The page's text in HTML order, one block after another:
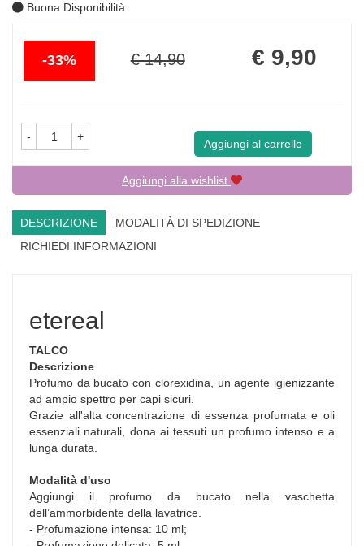
Buona Disponibilità
33% € 14,90
Prezzo
scontato
€ 9,90
- +
Aggiungi al carrello
Aggiungi alla wishlist
DESCRIZIONE
MODALITÀ DI SPEDIZIONE
RICHIEDI INFORMAZIONI
etereal
TALCO
Descrizione
Profumo da bucato con clorexidina, un agente igienizzante
ad ampio spettro per capi sicuri.
Grazie all'alta concentrazione di essenza profumata e oli
essenziali naturali, dona ai tessuti un profumo intenso e a
lunga durata.
Modalità d'uso
Aggiungi il profumo da bucato nella vaschetta
dell’ammorbidente della lavatrice.
- Profumazione intensa: 10 ml;